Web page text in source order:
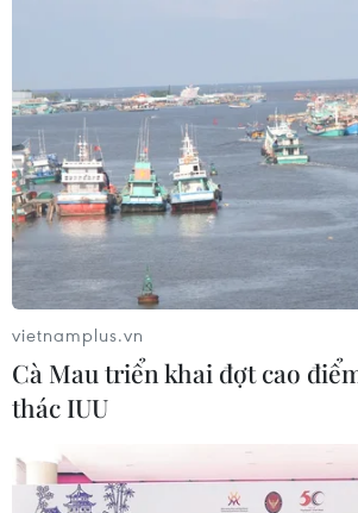
Du khách có cơ hội khám phá hai
năm 2002, với những bằng chứng
quán chôn cất các quan chức cấp
thứ 18 của thời kỳ Ai Cập cổ đại.
vietnamplus.vn
Cà Mau triển khai đợt cao
thác IUU